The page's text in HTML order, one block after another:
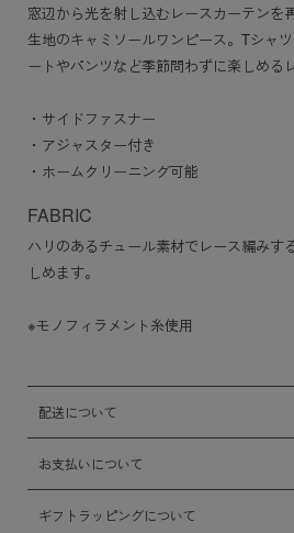
窓辺から光を射し込むレースカーテンを
生地のキャミソールワンピース。Tシャ
ートやパンツなど季節問わずに楽しめる
・サイドファスナー
・アジャスター付き
・ホームクリーニング可能
FABRIC
ハリのあるチュール素材でレース編みす
しめます。
※モノフィラメント糸使用
配送について
お支払いについて
ギフトラッピングについて